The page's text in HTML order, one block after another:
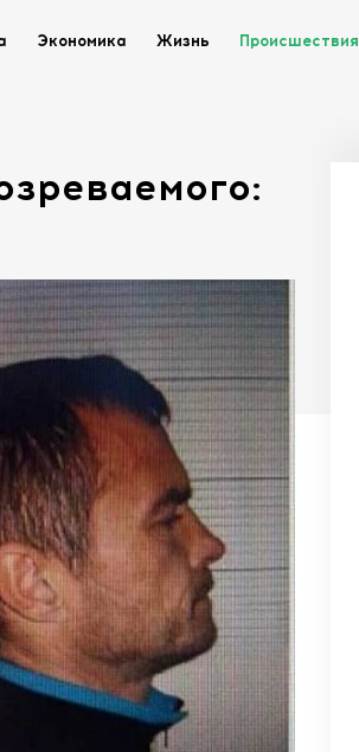
Экономика Жизнь Происшествия